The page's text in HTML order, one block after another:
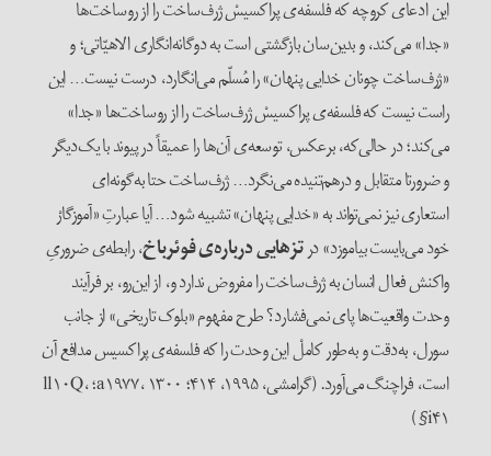
این ادعای کروچه که فلسفه‌ی پراکسیسْ ژرف‌ساخت را از روساخت‌ها
«جدا» می‌کند، و بدین‌سان بازگشتی است به دوگانه‌انگاری الاهیّاتی؛ و
«ژرف‌ساخت چونان خدایی پنهان» را مُسلّم می‌انگارد، درست نیست… این
راست نیست که فلسفه‌ی پراکسیسْ ژرف‌ساخت را از روساخت‌ها «جدا»
می‌کند؛ در حالی‌که، برعکس، توسعه‌ی آن‌ها را عمیقاً در پیوند با یک‌دیگر
و ضرورتا متقابل و درهم‌تنیده می‌نگرد… ژرف‌ساخت حتا به‌گونه‌ای
استعاری نیز نمی‌تواند به «خدایی پنهان» تشبیه شود… آیا عبارتِ «آموزگارْ
خود می‌بایست بیاموزد» درتزهایی درباره‌ی فوئرباخ، رابطه‌ی ضروریِ
واکنش فعال انسان به ژرف‌ساخت را مفروض ندارد و، از این‌رو، بر فرآیند
وحدت واقعیت‌ها پای نمی‌فشارد؟ طرح مفهوم «بلوک تاریخی» از جانب
سورل، به‌دقت و به‌طور کاملْ این وحدت را که فلسفه‌ی پراکسیس مدافع آن
است، فراچنگ می‌آورد. (گرامشی، ۱۹۹۵، ۴۱۴؛ a۱۹۷۷، ۱۳۰۰؛ ll۱۰Q،